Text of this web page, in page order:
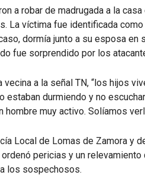
a robar de madrugada a la
La víctima fue identificada
dormía junto a su esposa en
fue sorprendido por los
vecina a la señal TN, “los hijos
estaban durmiendo y no
hombre muy activo. Solíamos
Local de Lomas de Zamora y
pericias y un
los sospechosos.